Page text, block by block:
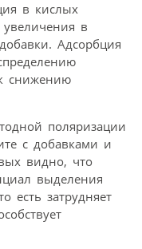
в кислых
увеличения в
Адсорбция
снижению
поляризации
с добавками и
видно, что
выделения
есть затрудняет